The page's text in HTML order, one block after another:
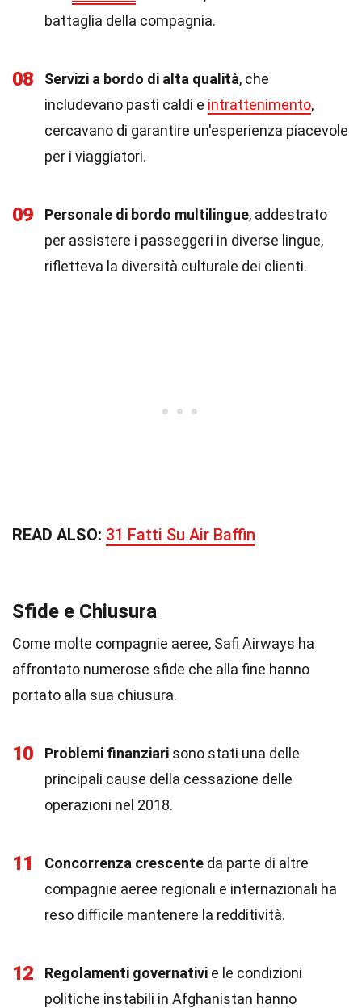
battaglia della compagnia.
08 Servizi a bordo di alta qualità, che
includevano pasti caldi e intrattenimento,
cercavano di garantire un'esperienza piacevole
per i viaggiatori.
09 Personale di bordo multilingue, addestrato
per assistere i passeggeri in diverse lingue,
rifletteva la diversità culturale dei clienti.
READ ALSO: 31 Fatti Su Air Baffin
Sfide e Chiusura
Come molte compagnie aeree, Safi Airways ha
affrontato numerose sfide che alla fine hanno
portato alla sua chiusura.
10 Problemi finanziari sono stati una delle
principali cause della cessazione delle
operazioni nel 2018.
11 Concorrenza crescente da parte di altre
compagnie aeree regionali e internazionali ha
reso difficile mantenere la redditività.
12 Regolamenti governativi e le condizioni
politiche instabili in Afghanistan hanno